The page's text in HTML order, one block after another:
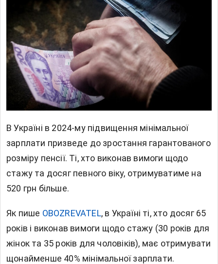
В Україні в 2024-му підвищення мінімальної
зарплати призведе до зростання гарантованого
розміру пенсії. Ті, хто виконав вимоги щодо
стажу та досяг певного віку, отримуватиме на
520 грн більше.
Як пише OBOZREVATEL, в Україні ті, хто досяг 65
років і виконав вимоги щодо стажу (30 років для
жінок та 35 років для чоловіків), має отримувати
щонайменше 40% мінімальної зарплати.